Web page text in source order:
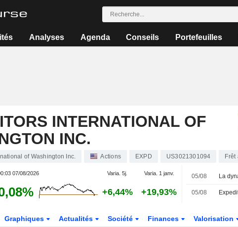
Analyses Agenda Conseils Portefeuilles
INTERNATIONAL OF
INC.
of Washington Inc. Actions EXPD US3021301094 Frêt
07/08/2026 Varia. 5j. Varia. 1 janv.
+6,44% +19,93%
05/08
05/08
Graphiques Actualités Société Finances Valorisation